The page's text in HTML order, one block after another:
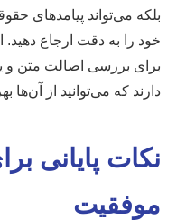
بلکه می‌تواند پیامدهای
خود را به دقت ارجاع دهید.
برای بررسی اصالت متن و
دارند که می‌توانید از آن‌ها
نکات پایانی
موفقیت